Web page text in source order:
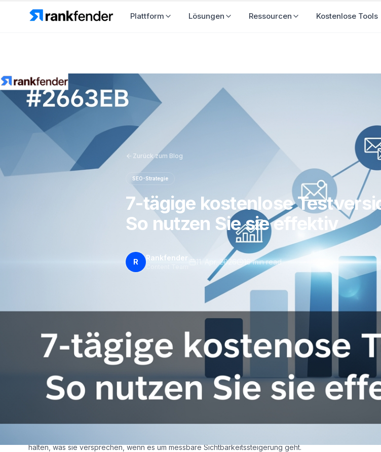
Plattform Lösungen Ressourcen
Zurück zum Blog
SEO-Strategie
7-tägige kostenlose
So nutzen Sie sie effektiv
R Rankfender 11. Apr. 2026 16 min read
7-tägige kostenlose Testversion
Marketing: So nutzen Sie sie effektiv
erweitern – ohne Risiko, ohne langfristige Verpflichtung. Genau das bieten Anbieter wieNeurakingmit
halten, was sie versprechen, wenn es um messbare Sichtbarkeitssteigerung geht.